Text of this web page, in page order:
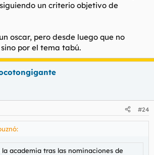
un criterio objetivo de
oscar, pero desde luego que no
por el tema tabú.
#24
academia tras las nominaciones de